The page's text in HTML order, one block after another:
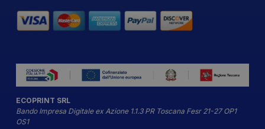
ECOPRINT SRL
Bando Impresa Digitale ex Azione 1.1.3 PR Toscana Fesr 21-27 OP1
OS1